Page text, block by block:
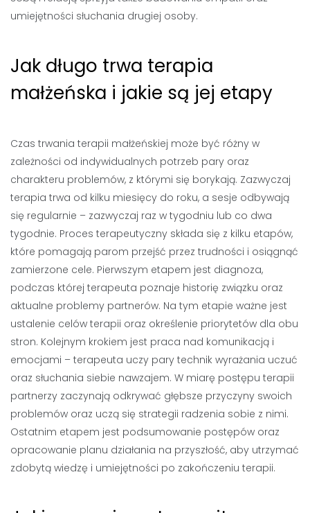
umiejętności słuchania drugiej osoby.
Jak długo trwa terapia
małżeńska i jakie są jej etapy
Czas trwania terapii małżeńskiej może być różny w
zależności od indywidualnych potrzeb pary oraz
charakteru problemów, z którymi się borykają. Zazwyczaj
terapia trwa od kilku miesięcy do roku, a sesje odbywają
się regularnie – zazwyczaj raz w tygodniu lub co dwa
tygodnie. Proces terapeutyczny składa się z kilku etapów,
które pomagają parom przejść przez trudności i osiągnąć
zamierzone cele. Pierwszym etapem jest diagnoza,
podczas której terapeuta poznaje historię związku oraz
aktualne problemy partnerów. Na tym etapie ważne jest
ustalenie celów terapii oraz określenie priorytetów dla obu
stron. Kolejnym krokiem jest praca nad komunikacją i
emocjami – terapeuta uczy pary technik wyrażania uczuć
oraz słuchania siebie nawzajem. W miarę postępu terapii
partnerzy zaczynają odkrywać głębsze przyczyny swoich
problemów oraz uczą się strategii radzenia sobie z nimi.
Ostatnim etapem jest podsumowanie postępów oraz
opracowanie planu działania na przyszłość, aby utrzymać
zdobytą wiedzę i umiejętności po zakończeniu terapii.